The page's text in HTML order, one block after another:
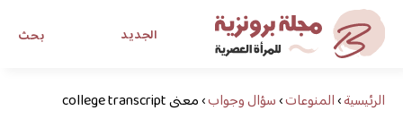
بحث الجديد
مجلة برونزية للفتاة العصريةالرئيسية›المنوعات›سؤال وجواب›معنى college transcript